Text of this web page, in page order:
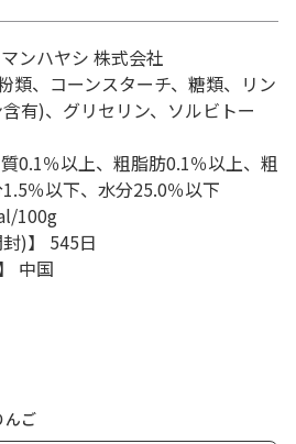
ンハヤシ 株式会社
類、コーンスターチ、糖類、リン
有)、グリセリン、ソルビトー
0.1％以上、粗脂肪0.1％以上、粗
％以下、水分25.0％以下
100g
)】 545日
中国
んご